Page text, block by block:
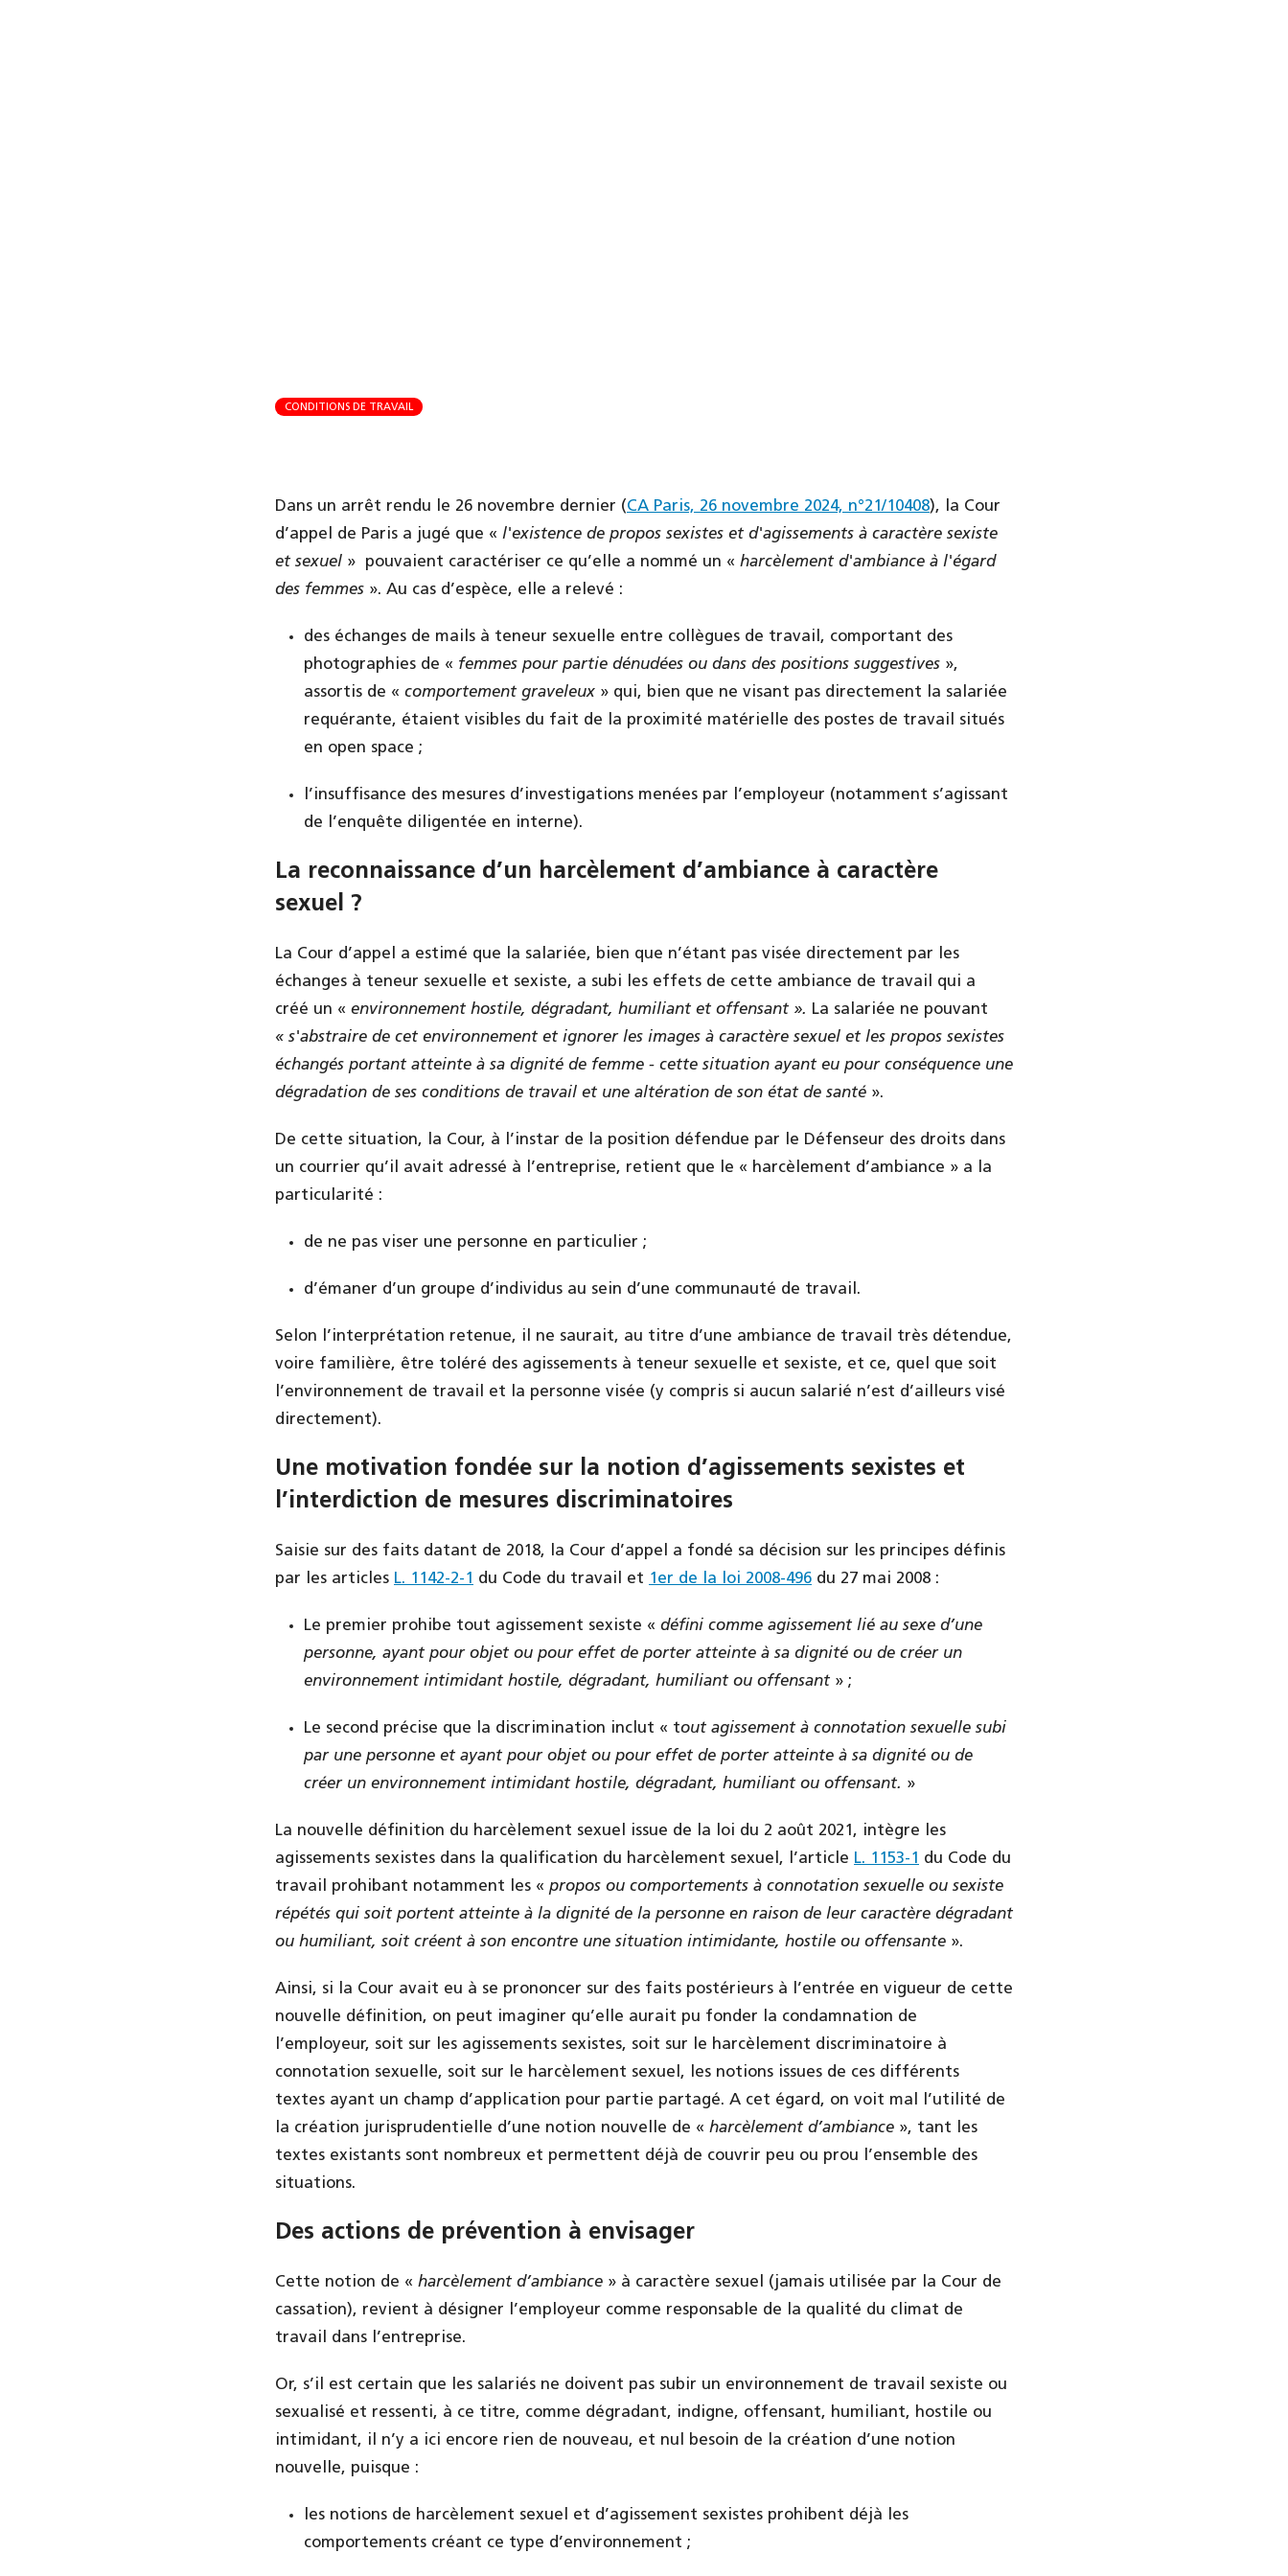
CONDITIONS DE TRAVAIL
Dans un arrêt rendu le 26 novembre dernier (CA Paris, 26 novembre 2024, n°21/10408), la Cour
d’appel de Paris a jugé que « l'existence de propos sexistes et d'agissements à caractère sexiste
et sexuel » pouvaient caractériser ce qu’elle a nommé un « harcèlement d'ambiance à l'égard
des femmes ». Au cas d’espèce, elle a relevé :
des échanges de mails à teneur sexuelle entre collègues de travail, comportant des
photographies de « femmes pour partie dénudées ou dans des positions suggestives »,
assortis de « comportement graveleux » qui, bien que ne visant pas directement la salariée
requérante, étaient visibles du fait de la proximité matérielle des postes de travail situés
en open space ;
l’insuffisance des mesures d’investigations menées par l’employeur (notamment s’agissant
de l’enquête diligentée en interne).
La reconnaissance d’un harcèlement d’ambiance à caractère
sexuel ?
La Cour d’appel a estimé que la salariée, bien que n’étant pas visée directement par les
échanges à teneur sexuelle et sexiste, a subi les effets de cette ambiance de travail qui a
créé un « environnement hostile, dégradant, humiliant et offensant ». La salariée ne pouvant
« s'abstraire de cet environnement et ignorer les images à caractère sexuel et les propos sexistes
échangés portant atteinte à sa dignité de femme - cette situation ayant eu pour conséquence une
dégradation de ses conditions de travail et une altération de son état de santé ».
De cette situation, la Cour, à l’instar de la position défendue par le Défenseur des droits dans
un courrier qu’il avait adressé à l’entreprise, retient que le « harcèlement d’ambiance » a la
particularité :
de ne pas viser une personne en particulier ;
d’émaner d’un groupe d’individus au sein d’une communauté de travail.
Selon l’interprétation retenue, il ne saurait, au titre d’une ambiance de travail très détendue,
voire familière, être toléré des agissements à teneur sexuelle et sexiste, et ce, quel que soit
l’environnement de travail et la personne visée (y compris si aucun salarié n’est d’ailleurs visé
directement).
Une motivation fondée sur la notion d’agissements sexistes et
l’interdiction de mesures discriminatoires
Saisie sur des faits datant de 2018, la Cour d’appel a fondé sa décision sur les principes définis
par les articles L. 1142-2-1 du Code du travail et 1er de la loi 2008-496 du 27 mai 2008 :
Le premier prohibe tout agissement sexiste « défini comme agissement lié au sexe d’une
personne, ayant pour objet ou pour effet de porter atteinte à sa dignité ou de créer un
environnement intimidant hostile, dégradant, humiliant ou offensant » ;
Le second précise que la discrimination inclut « tout agissement à connotation sexuelle subi
par une personne et ayant pour objet ou pour effet de porter atteinte à sa dignité ou de
créer un environnement intimidant hostile, dégradant, humiliant ou offensant. »
La nouvelle définition du harcèlement sexuel issue de la loi du 2 août 2021, intègre les
agissements sexistes dans la qualification du harcèlement sexuel, l’article L. 1153-1 du Code du
travail prohibant notamment les « propos ou comportements à connotation sexuelle ou sexiste
répétés qui soit portent atteinte à la dignité de la personne en raison de leur caractère dégradant
ou humiliant, soit créent à son encontre une situation intimidante, hostile ou offensante ».
Ainsi, si la Cour avait eu à se prononcer sur des faits postérieurs à l’entrée en vigueur de cette
nouvelle définition, on peut imaginer qu’elle aurait pu fonder la condamnation de
l’employeur, soit sur les agissements sexistes, soit sur le harcèlement discriminatoire à
connotation sexuelle, soit sur le harcèlement sexuel, les notions issues de ces différents
textes ayant un champ d’application pour partie partagé. A cet égard, on voit mal l’utilité de
la création jurisprudentielle d’une notion nouvelle de « harcèlement d’ambiance », tant les
textes existants sont nombreux et permettent déjà de couvrir peu ou prou l’ensemble des
situations.
Des actions de prévention à envisager
Cette notion de « harcèlement d’ambiance » à caractère sexuel (jamais utilisée par la Cour de
cassation), revient à désigner l’employeur comme responsable de la qualité du climat de
travail dans l’entreprise.
Or, s’il est certain que les salariés ne doivent pas subir un environnement de travail sexiste ou
sexualisé et ressenti, à ce titre, comme dégradant, indigne, offensant, humiliant, hostile ou
intimidant, il n’y a ici encore rien de nouveau, et nul besoin de la création d’une notion
nouvelle, puisque :
les notions de harcèlement sexuel et d’agissement sexistes prohibent déjà les
comportements créant ce type d’environnement ;